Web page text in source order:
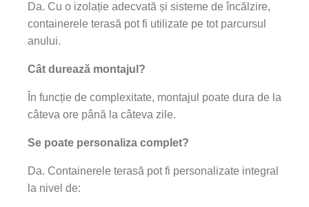
Da. Cu o izolație adecvată și sisteme de încălzire,
containerele terasă pot fi utilizate pe tot parcursul
anului.
Cât durează montajul?
În funcție de complexitate, montajul poate dura de la
câteva ore până la câteva zile.
Se poate personaliza complet?
Da. Containerele terasă pot fi personalizate integral
la nivel de: